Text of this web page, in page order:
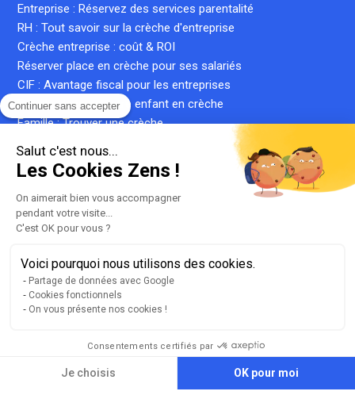
Continuer sans accepter
Salut c'est nous...
Les Cookies Zens !
On aimerait bien vous accompagner
pendant votre visite...
C'est OK pour vous ?
Voici pourquoi nous utilisons des cookies.
Partage de données avec Google
Cookies fonctionnels
On vous présente nos cookies !
Consentements certifiés par
Je choisis OK pour moi
Entreprise : Réservez des services parentalité
RH : Tout savoir sur la crèche d'entreprise
Crèche entreprise : coût & ROI
Réserver place en crèche pour ses salariés
CIF : Avantage fiscal pour les entreprises
Famille : Inscrire votre enfant en crèche
Famille : Trouver une crèche
Famille : Simuler le coût d'une place en crèche
Crèche inter-entreprise : le guide complet
Qu'est-ce qu'une crèche privée ?
Qu'est-ce qu'une micro-crèche ?
Plan du site
Liste de nos crèches
llms.txt
Conditions générales d'utilisation
Version 2.3.2